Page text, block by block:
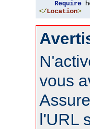
Require
</Location>
vous
l'URL